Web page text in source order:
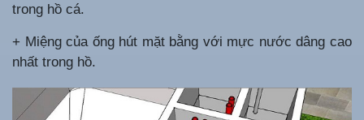
trong hồ cá.
+ Miệng của ống hút mặt bằng với mực nước dâng cao
nhất trong hồ.